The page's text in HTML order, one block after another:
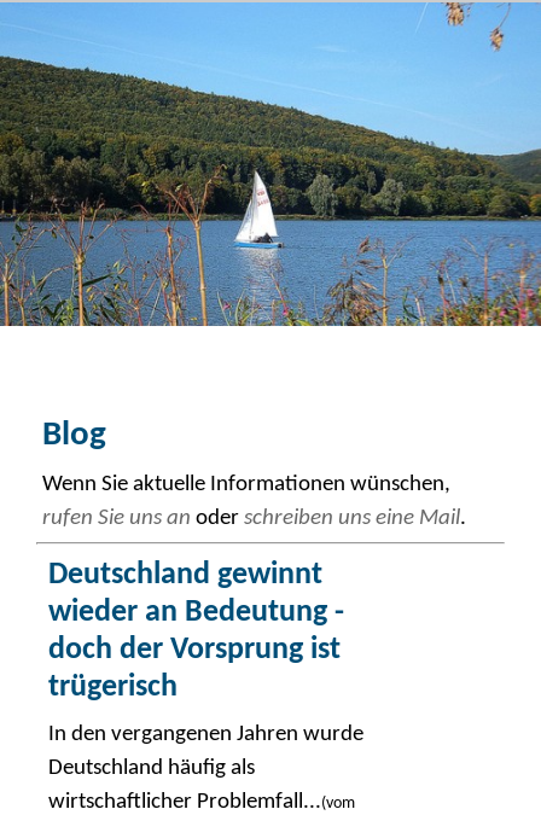
Menü
Kontakt
Blog
Über uns
Baufinanzierung
Vermögensverwaltung
Ruhestandsplanung
Blog
Wenn Sie aktuelle Informationen wünschen,
rufen Sie uns an oder schreiben uns eine Mail.
Deutschland gewinnt
wieder an Bedeutung -
doch der Vorsprung ist
trügerisch
In den vergangenen Jahren wurde
Deutschland häufig als
wirtschaftlicher Problemfall...(vom